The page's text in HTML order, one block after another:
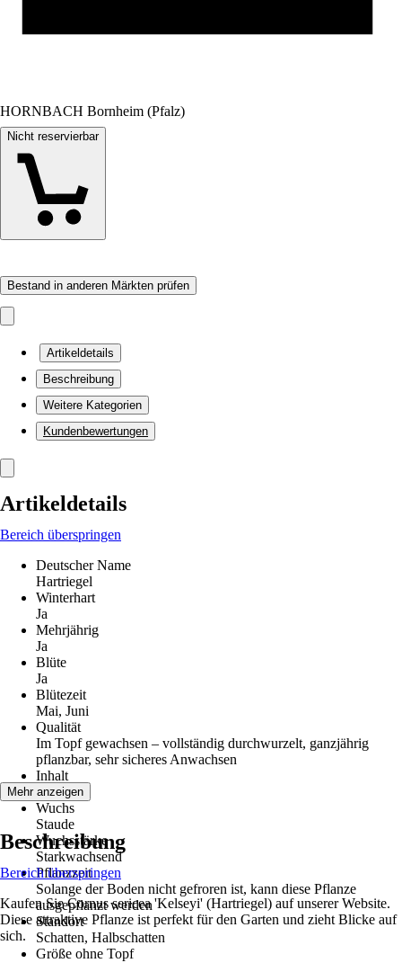
HORNBACH Bornheim (Pfalz)
Nicht reservierbar
Bestand in anderen Märkten prüfen
Artikeldetails
Beschreibung
Weitere Kategorien
Kundenbewertungen
Artikeldetails
Bereich überspringen
Deutscher Name
Hartriegel
Winterhart
Ja
Mehrjährig
Ja
Blüte
Ja
Blütezeit
Mai, Juni
Qualität
Im Topf gewachsen – vollständig durchwurzelt, ganzjährig
pflanzbar, sehr sicheres Anwachsen
Inhalt
6 Stück
Wuchs
Staude
Wuchsstärke
Starkwachsend
Pflanzzeit
Solange der Boden nicht gefroren ist, kann diese Pflanze
ausgepflanzt werden
Standort
Schatten, Halbschatten
Größe ohne Topf
Mehr anzeigen
Beschreibung
Bereich überspringen
Kaufen Sie Cornus sericea 'Kelseyi' (Hartriegel) auf unserer Website.
Diese attraktive Pflanze ist perfekt für den Garten und zieht Blicke auf
sich.